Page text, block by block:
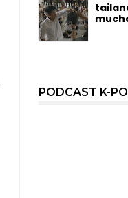
PODCAST K-